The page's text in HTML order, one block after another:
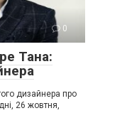
0
Тана:
дизайнера про
26 жовтня,